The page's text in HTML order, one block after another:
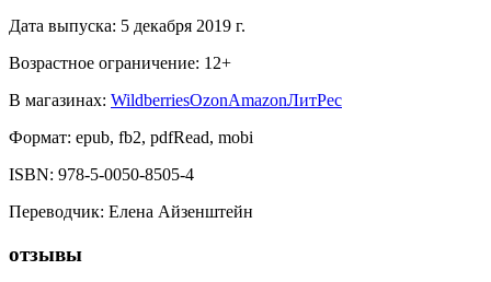
Дата выпуска: 5 декабря 2019 г.
Возрастное ограничение: 12+
В магазинах: WildberriesOzonAmazonЛитРес
Формат: epub, fb2, pdfRead, mobi
ISBN: 978-5-0050-8505-4
Переводчик: Елена Айзенштейн
отзывы